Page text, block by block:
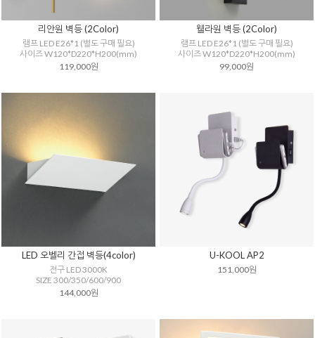
리안원 벽등 (2Color)
램프 LED E26*1 (별도 구매 필요)
사이즈 W120*D220*H200(mm)
119,000원
웰라원 벽등 (2Color)
램프 LED E26*1 (별도 구매 필요)
사이즈 W120*D220*H200(mm)
99,000원
LED 오벨리 간접 벽등(4color)
전구 LED 3000K
SIZE 300/350/600/900
144,000원
U-KOOL AP2
151,000원